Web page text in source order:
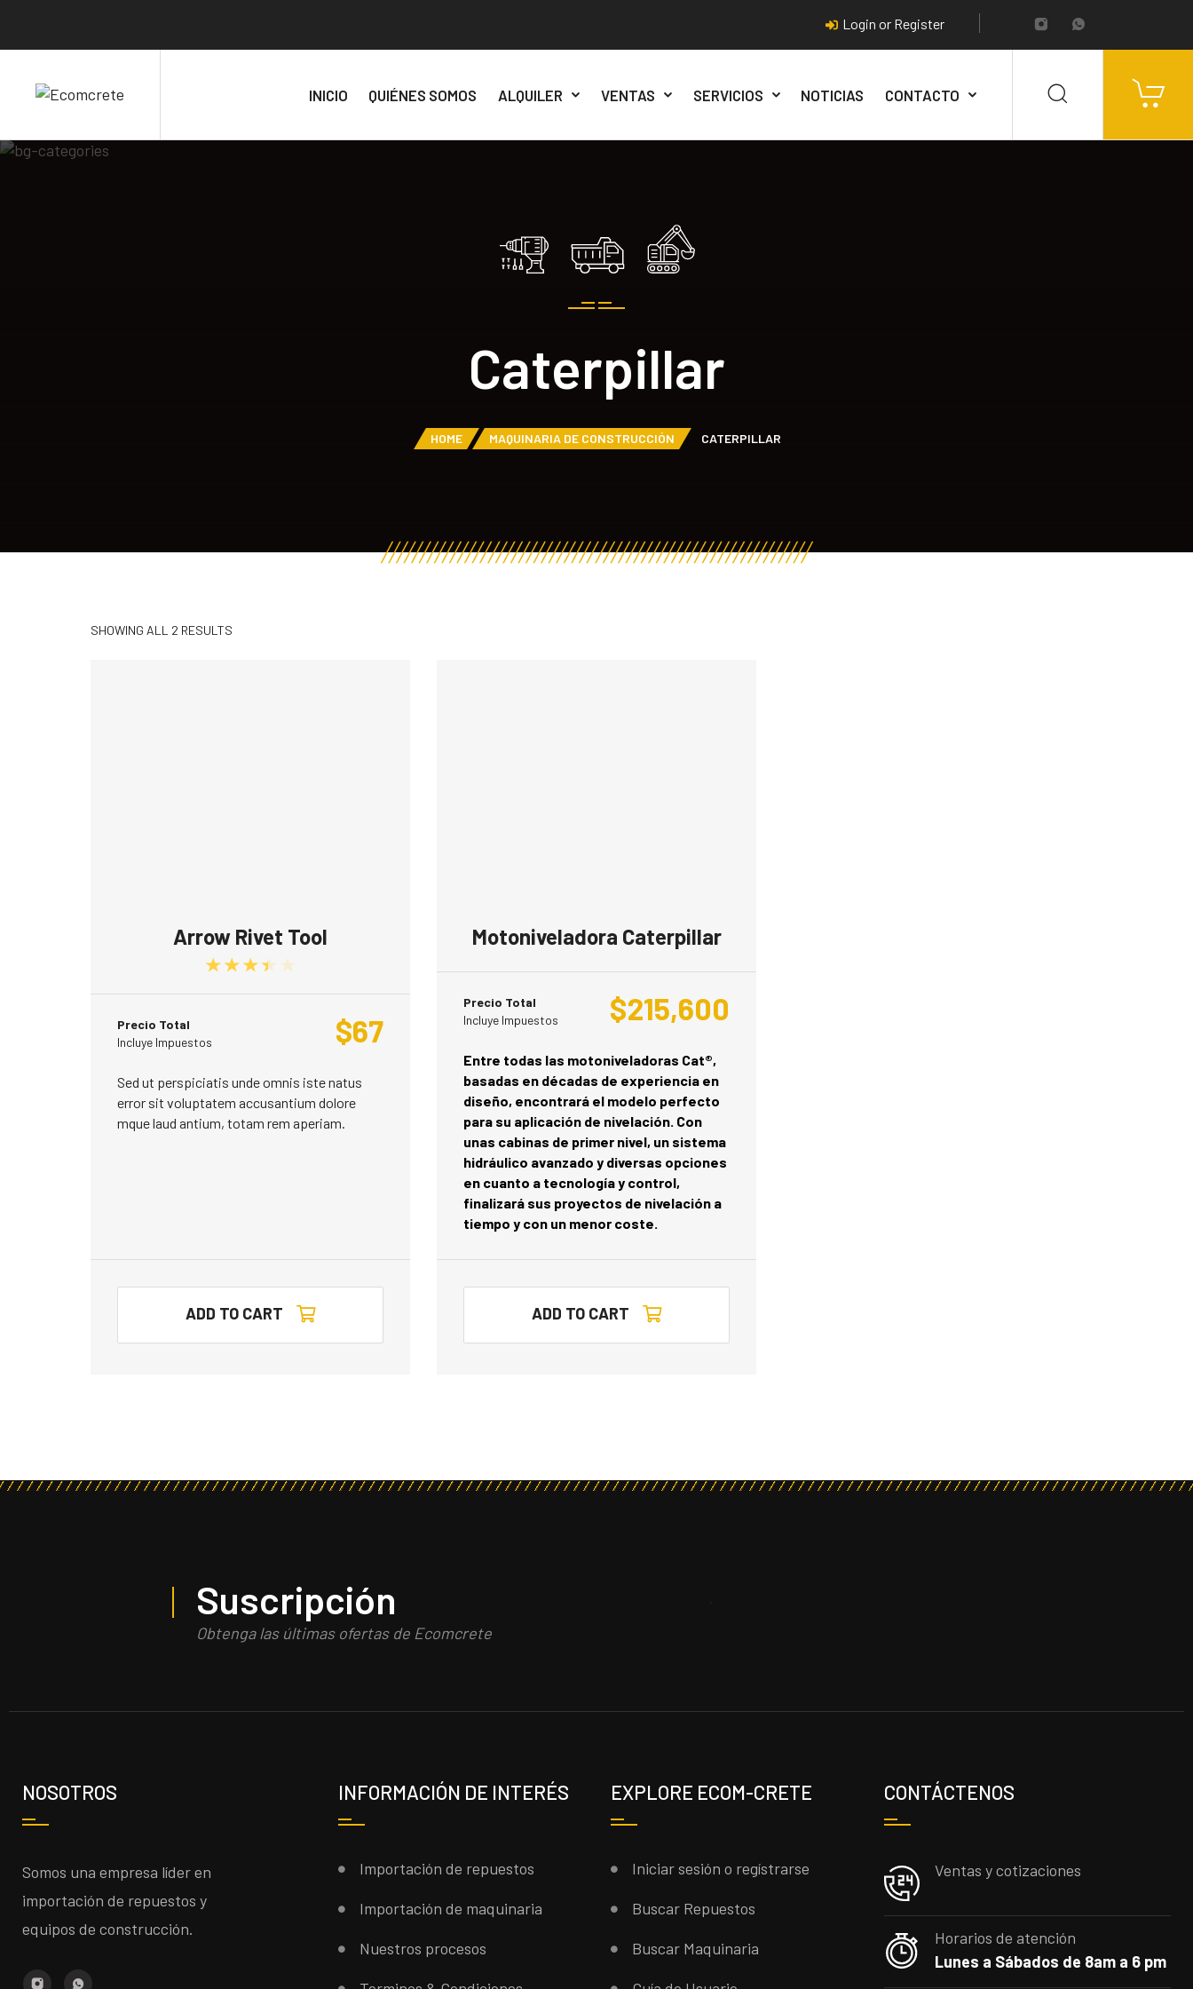
Login or Register
INICIO QUIÉNES SOMOS ALQUILER VENTAS SERVICIOS NOTICIAS CONTACTO
Caterpillar
HOME MAQUINARIA DE CONSTRUCCIÓN CATERPILLAR
SHOWING ALL 2 RESULTS
Arrow Rivet Tool
Rated
Precio Total
Incluye Impuestos
$67
Sed ut perspiciatis unde omnis iste natus
error sit voluptatem accusantium dolore
mque laud antium, totam rem aperiam.
ADD TO CART
Motoniveladora Caterpillar
Precio Total
Incluye Impuestos
$215,600
Entre todas las motoniveladoras Cat®,
basadas en décadas de experiencia en
diseño, encontrará el modelo perfecto
para su aplicación de nivelación. Con
unas cabinas de primer nivel, un sistema
hidráulico avanzado y diversas opciones
en cuanto a tecnología y control,
finalizará sus proyectos de nivelación a
tiempo y con un menor coste.
ADD TO CART
Suscripción
Obtenga las últimas ofertas de Ecomcrete
NOSOTROS
Somos una empresa líder en
importación de repuestos y
equipos de construcción.
INFORMACIÓN DE INTERÉS
Importación de repuestos
Importación de maquinaria
Nuestros procesos
EXPLORE ECOM-CRETE
Iniciar sesión o regístrarse
Buscar Repuestos
Buscar Maquinaria
CONTÁCTENOS
Ventas y cotizaciones
Horarios de atención
Lunes a Sábados de 8am a 6 pm